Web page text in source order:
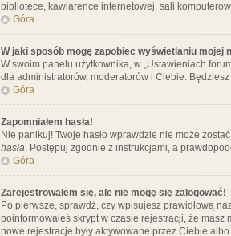
bibliotece, kawiarence internetowej, sali
Góra
W jaki sposób mogę zapobiec wyświetlaniu
W swoim panelu użytkownika, w „Ustawieniach
dla administratorów, moderatorów i Ciebie.
Góra
Zapomniałem hasła!
Nie panikuj! Twoje hasło wprawdzie nie może
hasła. Postępuj zgodnie z instrukcjami, a
Góra
Zarejestrowałem się, ale nie mogę się zalogować!
Po pierwsze, sprawdź, czy wpisujesz prawidłową
poinformowałeś skrypt w czasie rejestracji, że
nowe rejestracje były aktywowane przez Ciebie